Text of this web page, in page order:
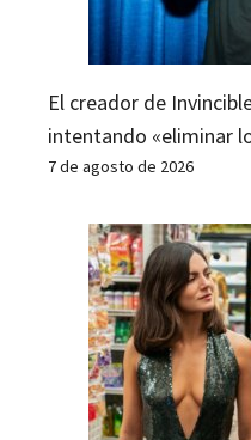
El creador de
intentando «eliminar
7 de agosto de 2026